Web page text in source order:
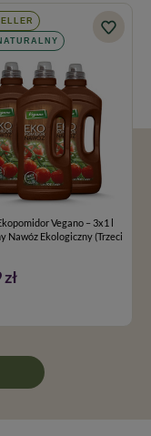
Vegano – 3x1 l
Nawóz Ekologiczny (Trzeci